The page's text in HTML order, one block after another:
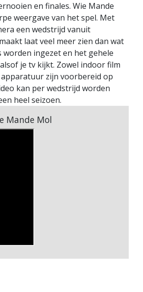
en finales. Wie Mande
weergave van het spel. Met
een wedstrijd vanuit
laat veel meer zien dan wat
worden ingezet en het gehele
je tv kijkt. Zowel indoor film
zijn voorbereid op
kan per wedstrijd worden
heel seizoen.
Mande Mol